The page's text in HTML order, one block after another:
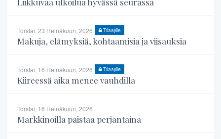
Torstai, 23 Heinäkuun, 2026 Tilaajille
Makuja, elämyksiä, kohtaamisia ja viisauksia
Torstai, 16 Heinäkuun, 2026 Tilaajille
Kiireessä aika menee vauhdilla
Torstai, 16 Heinäkuun, 2026
Markkinoilla paistaa perjantaina